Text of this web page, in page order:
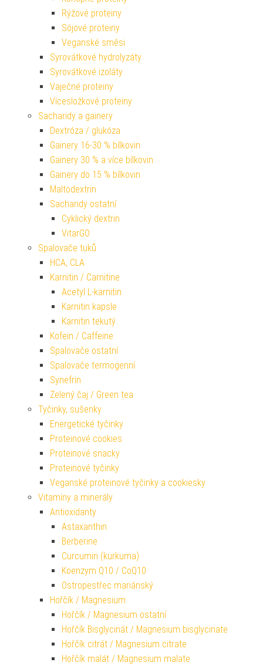
Rýžové proteiny
Sójové proteiny
Veganské směsi
Syrovátkové hydrolyzáty
Syrovátkové izoláty
Vaječné proteiny
Vícesložkové proteiny
Sacharidy a gainery
Dextróza / glukóza
Gainery 16-30 % bílkovin
Gainery 30 % a více bílkovin
Gainery do 15 % bílkovin
Maltodextrin
Sacharidy ostatní
Cyklický dextrin
VitarGO
Spalovače tuků
HCA, CLA
Karnitin / Carnitine
Acetyl L-karnitin
Karnitin kapsle
Karnitin tekutý
Kofein / Caffeine
Spalovače ostatní
Spalovače termogenní
Synefrin
Zelený čaj / Green tea
Tyčinky, sušenky
Energetické tyčinky
Proteinové cookies
Proteinové snacky
Proteinové tyčinky
Veganské proteinové tyčinky a cookiesky
Vitamíny a minerály
Antioxidanty
Astaxanthin
Berberine
Curcumin (kurkuma)
Koenzym Q10 / CoQ10
Ostropestřec mariánský
Hořčík / Magnesium
Hořčík / Magnesium ostatní
Hořčík Bisglycinát / Magnesium bisglycinate
Hořčík citrát / Magnesium citrate
Hořčík malát / Magnesium malate